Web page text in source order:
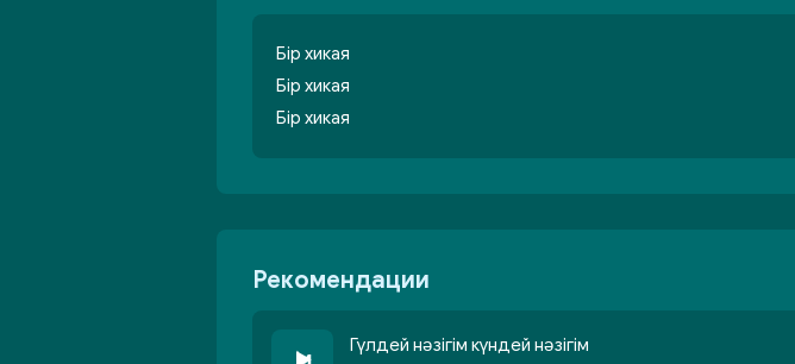
Бір хикая
Бір хикая
Бір хикая
Рекомендации
Гүлдей нәзігім күндей нәзігім